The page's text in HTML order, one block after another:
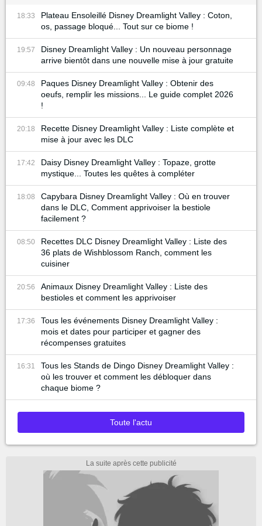
18:33
Plateau Ensoleillé Disney Dreamlight Valley : Coton,
os, passage bloqué... Tout sur ce biome !
19:57
Disney Dreamlight Valley : Un nouveau personnage
arrive bientôt dans une nouvelle mise à jour gratuite
09:48
Paques Disney Dreamlight Valley : Obtenir des
oeufs, remplir les missions... Le guide complet 2026
!
20:18
Recette Disney Dreamlight Valley : Liste complète et
mise à jour avec les DLC
17:42
Daisy Disney Dreamlight Valley : Topaze, grotte
mystique... Toutes les quêtes à compléter
18:08
Capybara Disney Dreamlight Valley : Où en trouver
dans le DLC, Comment apprivoiser la bestiole
facilement ?
08:50
Recettes DLC Disney Dreamlight Valley : Liste des
36 plats de Wishblossom Ranch, comment les
cuisiner
20:56
Animaux Disney Dreamlight Valley : Liste des
bestioles et comment les apprivoiser
17:36
Tous les événements Disney Dreamlight Valley :
mois et dates pour participer et gagner des
récompenses gratuites
16:31
Tous les Stands de Dingo Disney Dreamlight Valley :
où les trouver et comment les débloquer dans
chaque biome ?
Toute l'actu